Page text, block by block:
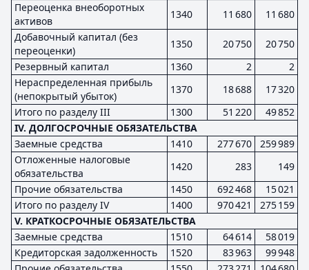
Переоценка внеоборотных
активов
1340 11 680
11 680
Добавочный капитал (без
переоценки)
1350 20 750
20 750
Резервный капитал
1360 2
2
Нераспределенная прибыль
(непокрытый убыток)
1370 18 688
17 320
Итого по разделу III
1300 51 220
49 852
IV. ДОЛГОСРОЧНЫЕ ОБЯЗАТЕЛЬСТВА
Заемные средства
1410 277 670
259 989
Отложенные налоговые
обязательства
1420 283
149
Прочие обязательства
1450 692 468
15 021
Итого по разделу IV
1400 970 421
275 159
V. КРАТКОСРОЧНЫЕ ОБЯЗАТЕЛЬСТВА
Заемные средства
1510 64 614
58 019
Кредиторская задолженность
1520 83 963
99 948